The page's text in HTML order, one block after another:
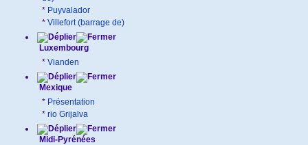
* Puyvalador
* Villefort (barrage de)
Luxembourg
* Vianden
Mexique
* Présentation
* rio Grijalva
Midi-Pyrénées